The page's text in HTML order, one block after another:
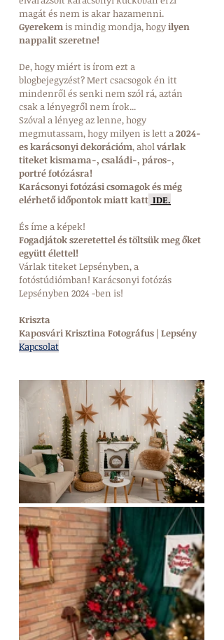
magát és nem is akar hazamenni.
Gyerekem is mindig mondja, hogy ilyen
nappalit szeretne!
De, hogy miért is írom ezt a
blogbejegyzést? Mert csacsogok én itt
mindenről és senki nem szól rá, aztán
csak a lényegről nem írok...
Szóval a lényeg az lenne, hogy
megmutassam, hogy milyen is lett a 2024-
es karácsonyi dekorációm, ahol várlak
titeket kismama-, családi-, páros-,
portré fotózásra!
Karácsonyi fotózási csomagok és még
elérhető időpontok miatt katt IDE.
És íme a képek!
Fogadjátok szeretettel és töltsük meg őket
együtt élettel!
Várlak titeket Lepsényben, a
fotóstúdiómban! Karácsonyi fotózás
Lepsényben 2024 -ben is!
Kriszta
Kaposvári Krisztina Fotográfus | Lepsény
Kapcsolat